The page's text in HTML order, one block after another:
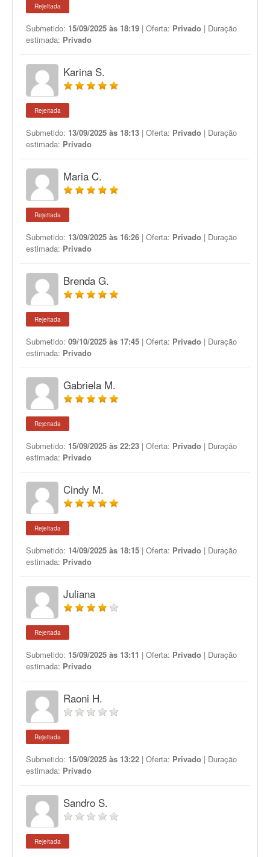
Rejeitada
Submetido: 15/09/2025 às 18:19 | Oferta: Privado | Duração
estimada: Privado
Karina S.
Rejeitada
Submetido: 13/09/2025 às 18:13 | Oferta: Privado | Duração
estimada: Privado
Maria C.
Rejeitada
Submetido: 13/09/2025 às 16:26 | Oferta: Privado | Duração
estimada: Privado
Brenda G.
Rejeitada
Submetido: 09/10/2025 às 17:45 | Oferta: Privado | Duração
estimada: Privado
Gabriela M.
Rejeitada
Submetido: 15/09/2025 às 22:23 | Oferta: Privado | Duração
estimada: Privado
Cindy M.
Rejeitada
Submetido: 14/09/2025 às 18:15 | Oferta: Privado | Duração
estimada: Privado
Juliana
Rejeitada
Submetido: 15/09/2025 às 13:11 | Oferta: Privado | Duração
estimada: Privado
Raoni H.
Rejeitada
Submetido: 15/09/2025 às 13:22 | Oferta: Privado | Duração
estimada: Privado
Sandro S.
Rejeitada